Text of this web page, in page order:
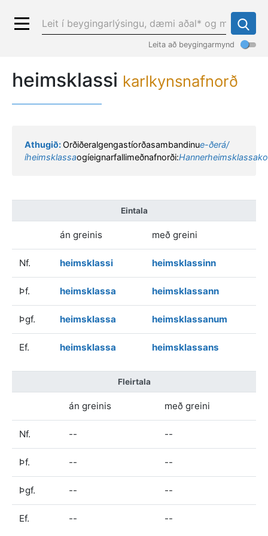
Leita að beygingarmynd
heimsklassi karlkynsnafnorð
Athugið:Orðiðeralgengastíorðasambandinue-ðerá/
íheimsklassaogíeignarfallimeðnafnorði:
Eintala
án greinis með greini
Nf. heimsklassi heimsklassinn
Þf. heimsklassa heimsklassann
Þgf. heimsklassa heimsklassanum
Ef. heimsklassa heimsklassans
Fleirtala
án greinis með greini
Nf. -- --
Þf. -- --
Þgf. -- --
Ef. -- --